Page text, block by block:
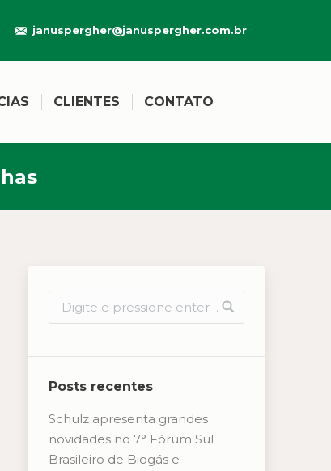
januspergher@januspergher.com.br
CLIENTES CONTATO
Posts recentes
Schulz apresenta grandes
novidades no 7° Fórum Sul
Brasileiro de Biogás e